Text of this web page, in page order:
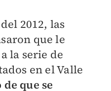
2012, las
que le
la serie de
en el Valle
que se